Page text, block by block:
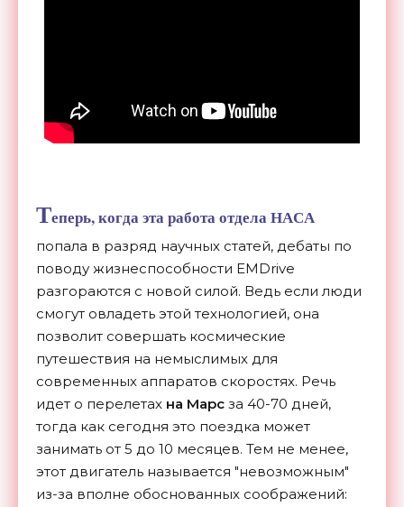
Теперь, когда эта работа отдела НАСА
попала в разряд научных статей, дебаты по
поводу жизнеспособности EMDrive
разгораются с новой силой. Ведь если люди
смогут овладеть этой технологией, она
позволит совершать космические
путешествия на немыслимых для
современных аппаратов скоростях. Речь
идет о перелетах на Марс за 40-70 дней,
тогда как сегодня это поездка может
занимать от 5 до 10 месяцев. Тем не менее,
этот двигатель называется "невозможным"
из-за вполне обоснованных соображений: